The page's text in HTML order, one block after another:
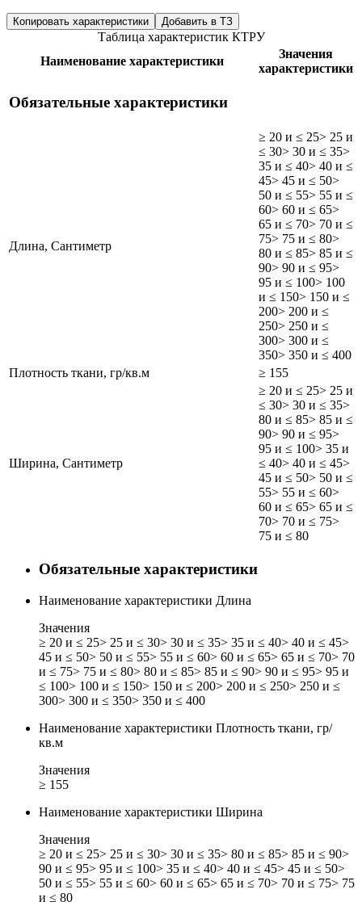
Копировать характеристики Добавить в ТЗ
Таблица характеристик КТРУ
Наименование характеристики
Значения
характеристики
Обязательные характеристики
Длина, Сантиметр
≥ 20 и ≤ 25> 25 и
≤ 30> 30 и ≤ 35>
35 и ≤ 40> 40 и ≤
45> 45 и ≤ 50>
50 и ≤ 55> 55 и ≤
60> 60 и ≤ 65>
65 и ≤ 70> 70 и ≤
75> 75 и ≤ 80>
80 и ≤ 85> 85 и ≤
90> 90 и ≤ 95>
95 и ≤ 100> 100
и ≤ 150> 150 и ≤
200> 200 и ≤
250> 250 и ≤
300> 300 и ≤
350> 350 и ≤ 400
Плотность ткани, гр/кв.м
≥ 155
Ширина, Сантиметр
≥ 20 и ≤ 25> 25 и
≤ 30> 30 и ≤ 35>
80 и ≤ 85> 85 и ≤
90> 90 и ≤ 95>
95 и ≤ 100> 35 и
≤ 40> 40 и ≤ 45>
45 и ≤ 50> 50 и ≤
55> 55 и ≤ 60>
60 и ≤ 65> 65 и ≤
70> 70 и ≤ 75>
75 и ≤ 80
Обязательные характеристики
Наименование характеристики Длина
Значения
≥ 20 и ≤ 25> 25 и ≤ 30> 30 и ≤ 35> 35 и ≤ 40> 40 и ≤ 45>
45 и ≤ 50> 50 и ≤ 55> 55 и ≤ 60> 60 и ≤ 65> 65 и ≤ 70> 70
и ≤ 75> 75 и ≤ 80> 80 и ≤ 85> 85 и ≤ 90> 90 и ≤ 95> 95 и
≤ 100> 100 и ≤ 150> 150 и ≤ 200> 200 и ≤ 250> 250 и ≤
300> 300 и ≤ 350> 350 и ≤ 400
Наименование характеристики Плотность ткани, гр/
кв.м
Значения
≥ 155
Наименование характеристики Ширина
Значения
≥ 20 и ≤ 25> 25 и ≤ 30> 30 и ≤ 35> 80 и ≤ 85> 85 и ≤ 90>
90 и ≤ 95> 95 и ≤ 100> 35 и ≤ 40> 40 и ≤ 45> 45 и ≤ 50>
50 и ≤ 55> 55 и ≤ 60> 60 и ≤ 65> 65 и ≤ 70> 70 и ≤ 75> 75
и ≤ 80